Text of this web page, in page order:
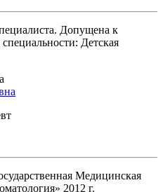
Допущена к
Детская
Медицинская
2012 г.